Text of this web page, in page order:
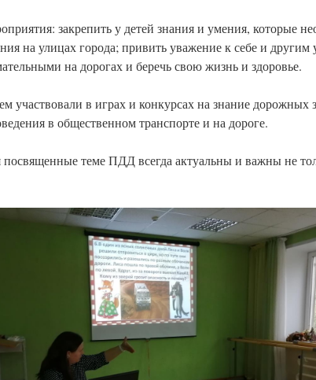
закрепить у детей знания и умения, которые
на улицах города; привить уважение к себе и
на дорогах и беречь свою жизнь и здоровье.
участвовали в играх и конкурсах на знание дорожных
в общественном транспорте и на дороге.
теме ПДД всегда актуальны и важны не